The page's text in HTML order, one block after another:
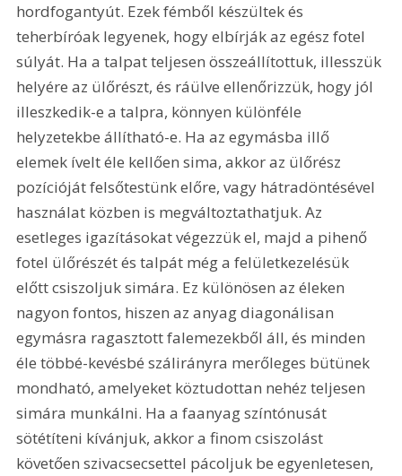
hordfogantyút. Ezek fémből készültek és
teherbíróak legyenek, hogy elbírják az egész fotel
súlyát. Ha a talpat teljesen összeállítottuk, illesszük
helyére az ülőrészt, és ráülve ellenőrizzük, hogy jól
illeszkedik-e a talpra, könnyen különféle
helyzetekbe állítható-e. Ha az egymásba illő
elemek ívelt éle kellően sima, akkor az ülőrész
pozícióját felsőtestünk előre, vagy hátradöntésével
használat közben is megváltoztathatjuk. Az
esetleges igazításokat végezzük el, majd a pihenő
fotel ülőrészét és talpát még a felületkezelésük
előtt csiszoljuk simára. Ez különösen az éleken
nagyon fontos, hiszen az anyag diagonálisan
egymásra ragasztott falemezekből áll, és minden
éle többé-kevésbé szálirányra merőleges bütünek
mondható, amelyeket köztudottan nehéz teljesen
simára munkálni. Ha a faanyag színtónusát
sötétíteni kívánjuk, akkor a finom csiszolást
követően szivacsecsettel pácoljuk be egyenletesen,